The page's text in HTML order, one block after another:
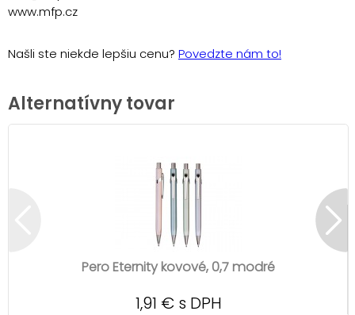
www.mfp.cz
Našli ste niekde lepšiu cenu? Povedzte nám to!
Alternatívny tovar
Pero Eternity kovové, 0,7 modré
1,91 € s DPH